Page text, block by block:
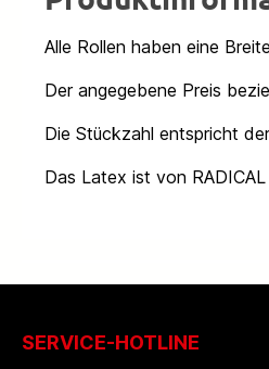
Alle Rollen haben eine
Der angegebene Preis
Die Stückzahl entspricht
Das Latex ist von RADICAL
SERVICE-HOTLINE